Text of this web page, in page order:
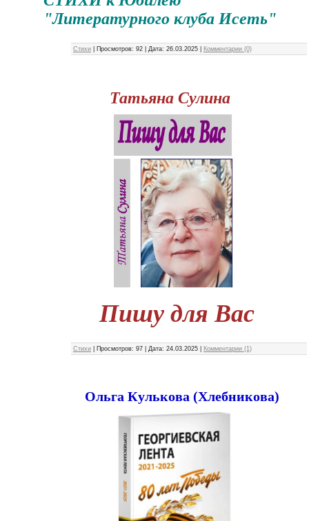
"Литературного клуба Исеть"
Стихи Просмотров: 92 Дата: 26.03.2025 Комментарии (0)
Татьяна Сулина
Пишу для Вас
Стихи Просмотров: 97 Дата: 24.03.2025 Комментарии (1)
Ольга Кулькова (Хлебникова)